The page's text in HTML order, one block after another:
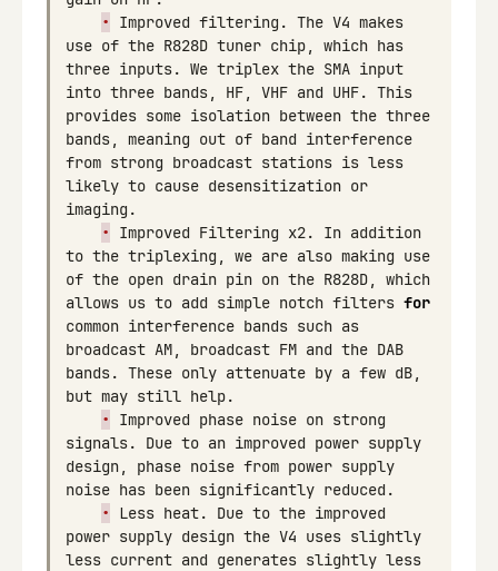
•
Improved filtering . The V4 makes
use of the R828D tuner chip which has
three inputs. We triplex the SMA input
into three bands HF VHF and UHF. This
provides some isolation between the three
bands
meaning out of band interference
from strong broadcast stations is less
likely to cause desensitization or
imaging .
•
Improved Filtering x2. In addition
to the triplexing we are also making use
of the open drain pin on the R828D
which
allows us to add simple notch filters for
common interference bands such as
broadcast AM broadcast FM and the DAB
bands. These only attenuate by a few dB
but may still help.
•
Improved phase noise on strong
signals. Due to an improved power supply
design
phase noise from power supply
noise has been significantly reduced.
•
Less heat. Due to the improved
power supply design the V4 uses slightly
less current and generates slightly less